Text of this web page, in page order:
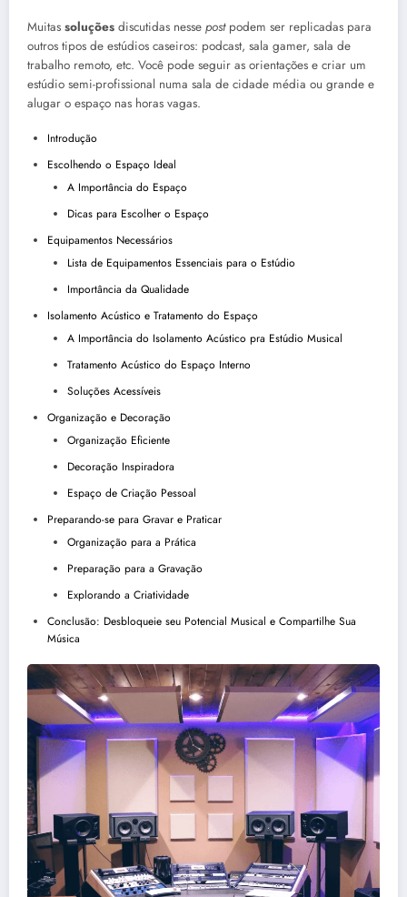
Muitas soluções discutidas nesse postpodem ser replicadas para
outros tipos de estúdios caseiros: podcast, sala gamer, sala de
trabalho remoto, etc. Você pode seguir as orientações e criar um
estúdio semi-profissional numa sala de cidade média ou grande e
alugar o espaço nas horas vagas.
Introdução
Escolhendo o Espaço Ideal
A Importância do Espaço
Dicas para Escolher o Espaço
Equipamentos Necessários
Lista de Equipamentos Essenciais para o Estúdio
Importância da Qualidade
Isolamento Acústico e Tratamento do Espaço
A Importância do Isolamento Acústico pra Estúdio Musical
Tratamento Acústico do Espaço Interno
Soluções Acessíveis
Organização e Decoração
Organização Eficiente
Decoração Inspiradora
Espaço de Criação Pessoal
Preparando-se para Gravar e Praticar
Organização para a Prática
Preparação para a Gravação
Explorando a Criatividade
Conclusão: Desbloqueie seu Potencial Musical e Compartilhe Sua
Música